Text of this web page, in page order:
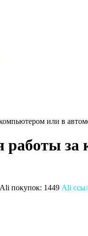
или в
работы за
Ali покупок: 1449 Ali